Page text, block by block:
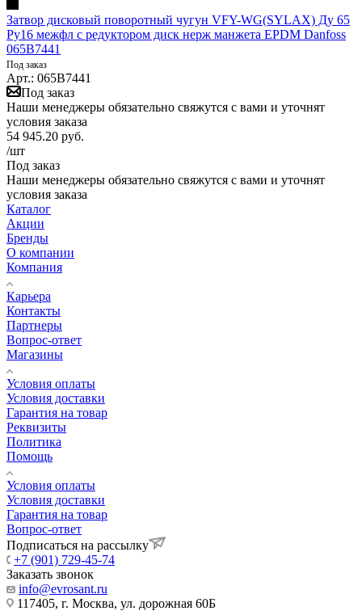
Затвор дисковый поворотный чугун VFY-WG(SYLAX) Ду 65
Ру16 межфл с редуктором диск нерж манжета EPDM Danfoss
065B7441
Под заказ
Арт.: 065B7441
Под заказ
Наши менеджеры обязательно свяжутся с вами и уточнят
условия заказа
54 945.20 руб.
/шт
Под заказ
Наши менеджеры обязательно свяжутся с вами и уточнят
условия заказа
Каталог
Акции
Бренды
О компании
Компания
Карьера
Контакты
Партнеры
Вопрос-ответ
Магазины
Условия оплаты
Условия доставки
Гарантия на товар
Реквизиты
Политика
Помощь
Условия оплаты
Условия доставки
Гарантия на товар
Вопрос-ответ
Подписаться на рассылку
+7 (901) 729-45-74
Заказать звонок
info@evrosant.ru
117405, г. Москва, ул. дорожная 60Б